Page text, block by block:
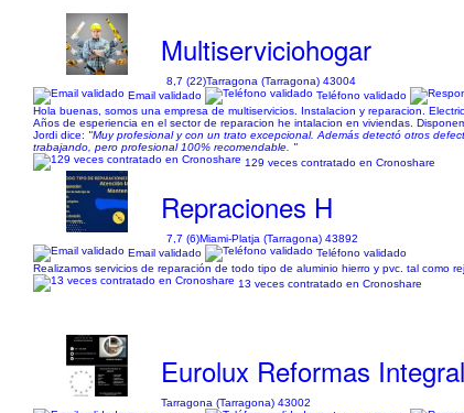
Multiserviciohogar
8,7 (22)Tarragona (Tarragona) 43004
Email validado
Teléfono validado
Hola buenas, somos una empresa de multiservicios. Instalacion y reparacion.
Años de esperiencia en el sector de reparacion he intalacion en viviendas.
Jordi dice: "Muy profesional y con un trato excepcional. Además detectó otros
trabajando, pero profesional 100% recomendable. "
129 veces contratado en Cronoshare
Repraciones H
7,7 (6)Miami-Platja (Tarragona) 43892
Email validado
Teléfono validado
Realizamos servicios de reparación de todo tipo de aluminio hierro y pvc. tal como
13 veces contratado en Cronoshare
Eurolux Reformas
Tarragona (Tarragona) 43002